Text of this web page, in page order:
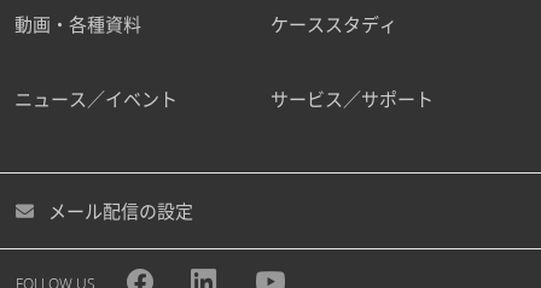
動画・各種資料 ケーススタディ
ニュース／イベント サービス／サポート
メール配信の設定
FOLLOW US